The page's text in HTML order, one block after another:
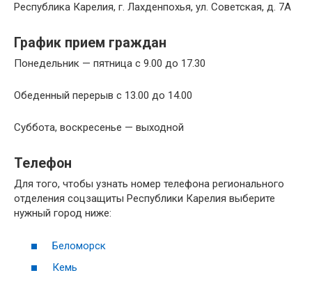
Республика Карелия, г. Лахденпохья, ул. Советская, д. 7А
График прием граждан
Понедельник — пятница с 9.00 до 17.30
Обеденный перерыв с 13.00 до 14.00
Суббота, воскресенье — выходной
Телефон
Для того, чтобы узнать номер телефона регионального
отделения соцзащиты Республики Карелия выберите
нужный город ниже:
Беломорск
Кемь